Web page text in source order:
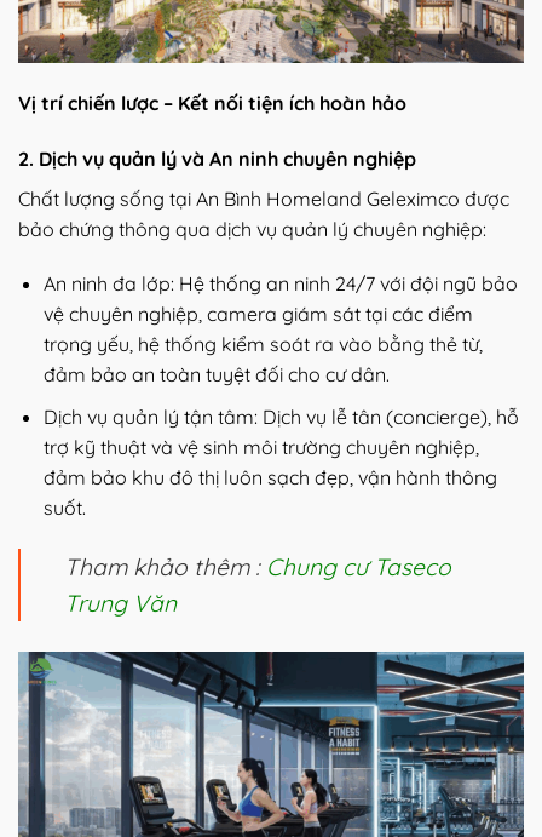
Vị trí chiến lược – Kết nối tiện ích hoàn hảo
2. Dịch vụ quản lý và An ninh chuyên nghiệp
Chất lượng sống tại An Bình Homeland Geleximco được
bảo chứng thông qua dịch vụ quản lý chuyên nghiệp:
An ninh đa lớp: Hệ thống an ninh 24/7 với đội ngũ bảo
vệ chuyên nghiệp, camera giám sát tại các điểm
trọng yếu, hệ thống kiểm soát ra vào bằng thẻ từ,
đảm bảo an toàn tuyệt đối cho cư dân.
Dịch vụ quản lý tận tâm: Dịch vụ lễ tân (concierge), hỗ
trợ kỹ thuật và vệ sinh môi trường chuyên nghiệp,
đảm bảo khu đô thị luôn sạch đẹp, vận hành thông
suốt.
Tham khảo thêm : Chung cư Taseco
Trung Văn